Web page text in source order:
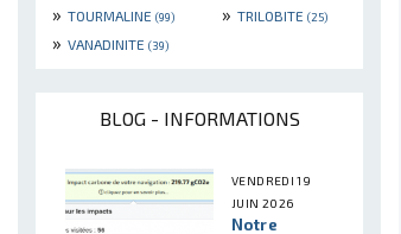
» TOURMALINE (99) » TRILOBITE (25)
» VANADINITE (39)
BLOG - INFORMATIONS
VENDREDI 19
JUIN 2026
Notre